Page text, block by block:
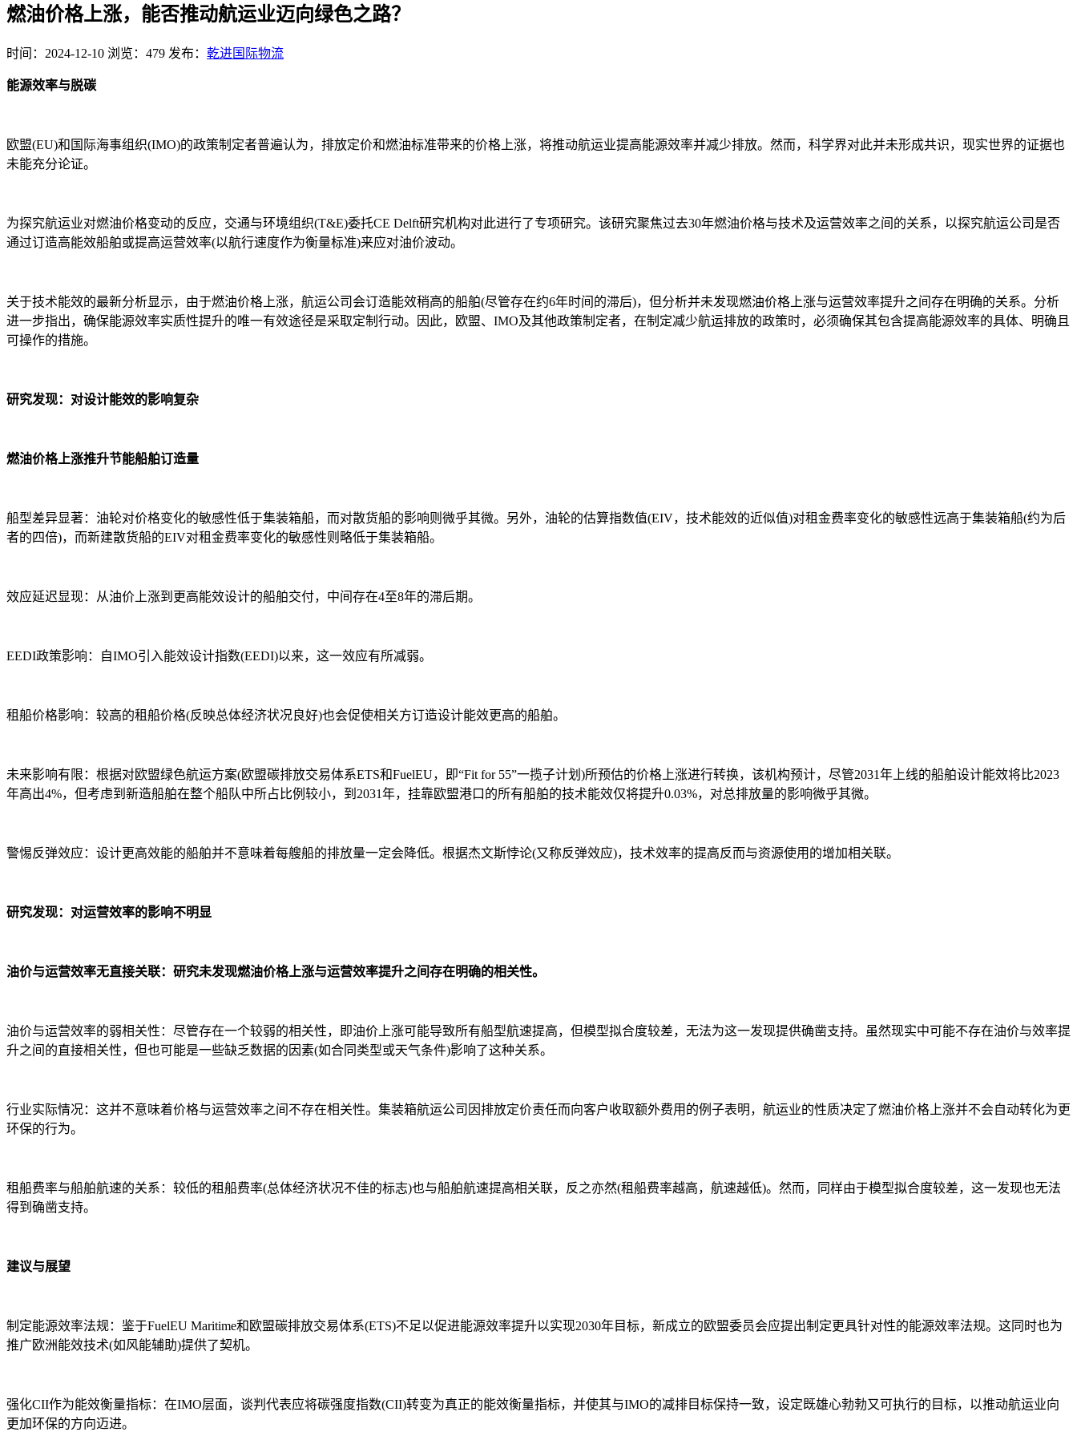
燃油价格上涨，能否推动航运业迈向绿色之路？
时间：2024-12-10 浏览：479 发布： 乾进国际物流
能源效率与脱碳
欧盟(EU)和国际海事组织(IMO)的政策制定者普遍认为，排放定价和燃油标准带来的价格上涨，将推动航运业提高能源效率并减少排放。然而，科学界对此并未形成共识，现实世界的证据也
未能充分论证。
为探究航运业对燃油价格变动的反应，交通与环境组织(T&E)委托CE Delft研究机构对此进行了专项研究。该研究聚焦过去30年燃油价格与技术及运营效率之间的关系，以探究航运公司是否
通过订造高能效船舶或提高运营效率(以航行速度作为衡量标准)来应对油价波动。
关于技术能效的最新分析显示，由于燃油价格上涨，航运公司会订造能效稍高的船舶(尽管存在约6年时间的滞后)，但分析并未发现燃油价格上涨与运营效率提升之间存在明确的关系。分析
进一步指出，确保能源效率实质性提升的唯一有效途径是采取定制行动。因此，欧盟、IMO及其他政策制定者，在制定减少航运排放的政策时，必须确保其包含提高能源效率的具体、明确且
可操作的措施。
研究发现：对设计能效的影响复杂
燃油价格上涨推升节能船舶订造量
船型差异显著：油轮对价格变化的敏感性低于集装箱船，而对散货船的影响则微乎其微。另外，油轮的估算指数值(EIV，技术能效的近似值)对租金费率变化的敏感性远高于集装箱船(约为后
者的四倍)，而新建散货船的EIV对租金费率变化的敏感性则略低于集装箱船。
效应延迟显现：从油价上涨到更高能效设计的船舶交付，中间存在4至8年的滞后期。
EEDI政策影响：自IMO引入能效设计指数(EEDI)以来，这一效应有所减弱。
租船价格影响：较高的租船价格(反映总体经济状况良好)也会促使相关方订造设计能效更高的船舶。
未来影响有限：根据对欧盟绿色航运方案(欧盟碳排放交易体系ETS和FuelEU，即“Fit for 55”一揽子计划)所预估的价格上涨进行转换，该机构预计，尽管2031年上线的船舶设计能效将比2023
年高出4%，但考虑到新造船舶在整个船队中所占比例较小，到2031年，挂靠欧盟港口的所有船舶的技术能效仅将提升0.03%，对总排放量的影响微乎其微。
警惕反弹效应：设计更高效能的船舶并不意味着每艘船的排放量一定会降低。根据杰文斯悖论(又称反弹效应)，技术效率的提高反而与资源使用的增加相关联。
研究发现：对运营效率的影响不明显
油价与运营效率无直接关联：研究未发现燃油价格上涨与运营效率提升之间存在明确的相关性。
油价与运营效率的弱相关性：尽管存在一个较弱的相关性，即油价上涨可能导致所有船型航速提高，但模型拟合度较差，无法为这一发现提供确凿支持。虽然现实中可能不存在油价与效率提
升之间的直接相关性，但也可能是一些缺乏数据的因素(如合同类型或天气条件)影响了这种关系。
行业实际情况：这并不意味着价格与运营效率之间不存在相关性。集装箱航运公司因排放定价责任而向客户收取额外费用的例子表明，航运业的性质决定了燃油价格上涨并不会自动转化为更
环保的行为。
租船费率与船舶航速的关系：较低的租船费率(总体经济状况不佳的标志)也与船舶航速提高相关联，反之亦然(租船费率越高，航速越低)。然而，同样由于模型拟合度较差，这一发现也无法
得到确凿支持。
建议与展望
制定能源效率法规：鉴于FuelEU Maritime和欧盟碳排放交易体系(ETS)不足以促进能源效率提升以实现2030年目标，新成立的欧盟委员会应提出制定更具针对性的能源效率法规。这同时也为
推广欧洲能效技术(如风能辅助)提供了契机。
强化CII作为能效衡量指标：在IMO层面，谈判代表应将碳强度指数(CII)转变为真正的能效衡量指标，并使其与IMO的减排目标保持一致，设定既雄心勃勃又可执行的目标，以推动航运业向
更加环保的方向迈进。